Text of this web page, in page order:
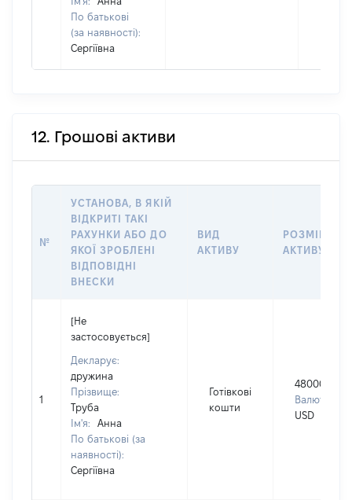
По батькові
(за наявності):
Сергіївна
12. Грошові активи
№
УСТАНОВА, В ЯКІЙ
ВІДКРИТІ ТАКІ
РАХУНКИ АБО ДО
ЯКОЇ ЗРОБЛЕНІ
ВІДПОВІДНІ
ВНЕСКИ
ВИД
АКТИВУ
РОЗМІР
АКТИВУ
1
[Не
застосовується]
Декларує:
дружина
Прізвище:
Труба
Ім'я:
Анна
По батькові (за
наявності):
Сергіївна
Готівкові
кошти
48000
Валюта:
USD